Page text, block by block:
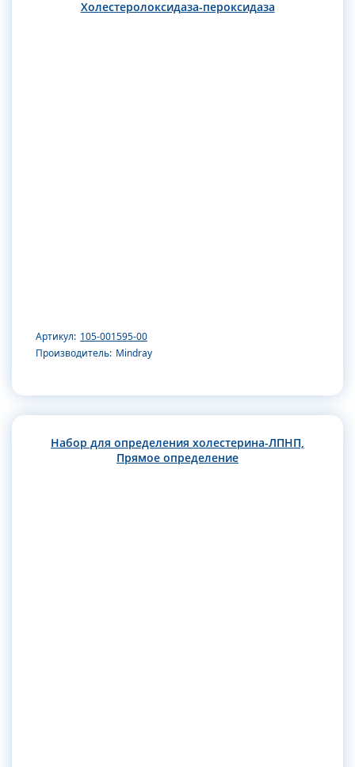
Холестеролоксидаза-пероксидаза
Артикул: 105-001595-00
Производитель: Mindray
Набор для определения холестерина-ЛПНП,
Прямое определение